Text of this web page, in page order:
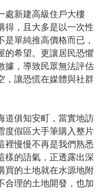
處新建高級住戶大樓
得，且大多是以一次性
單純推高價格而已，
的希望。更讓居民恐懼
據，導致民眾無法評估
，讓恐慌在媒體與社群
道俱知安町，當實地訪
度假區大手筆購入整片
裡慢慢不再是我們熟悉
樣的語氣，正透露出深
買的土地就在水源地附
合理的土地開發，也加